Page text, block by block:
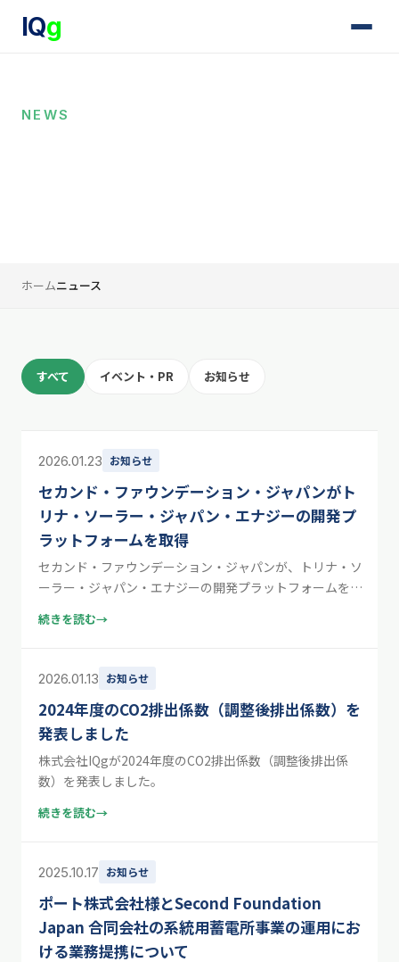
IQg
NEWS
ホームニュース
すべて イベント・PR お知らせ
2026.01.23 お知らせ
セカンド・ファウンデーション・ジャパンがト
リナ・ソーラー・ジャパン・エナジーの開発プ
ラットフォームを取得
セカンド・ファウンデーション・ジャパンが、トリナ・ソ
ーラー・ジャパン・エナジーの開発プラットフォームを取
続きを読む→
2026.01.13 お知らせ
2024年度のCO2排出係数（調整後排出係数）を
発表しました
株式会社IQgが2024年度のCO2排出係数（調整後排出係
数）を発表しました。
続きを読む→
2025.10.17 お知らせ
ポート株式会社様とSecond Foundation
Japan 合同会社の系統用蓄電所事業の運用にお
ける業務提携について